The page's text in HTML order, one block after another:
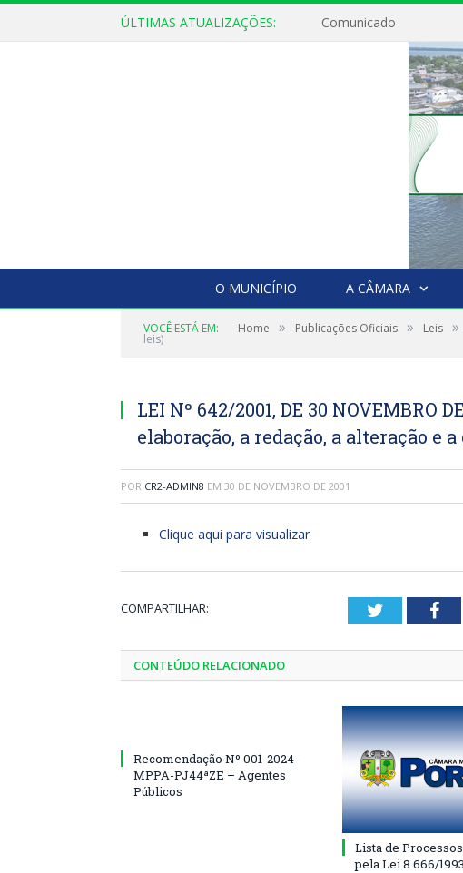
ÚLTIMAS ATUALIZAÇÕES: Comunicado
O MUNICÍPIO A CÂMARA
VOCÊ ESTÁ EM: Home » Publicações Oficiais » Leis »
leis)
LEI Nº 642/2001, DE 30 NOVEMBRO
elaboração, a redação, a alteração e
POR CR2-ADMIN8 EM 30 DE NOVEMBRO DE 2001
Clique aqui para visualizar
COMPARTILHAR: Twitter
CONTEÚDO RELACIONADO
Recomendação Nº 001-2024-
MPPA-PJ44ªZE – Agentes
Públicos
Lista de
pela Lei 8.666/1993